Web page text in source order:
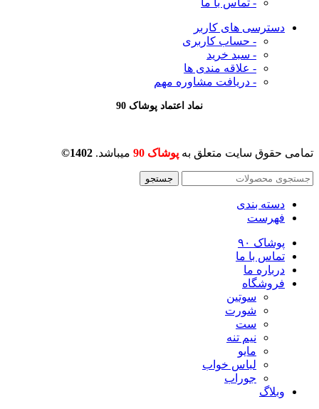
دسترسی های کاربر
- حساب کاربری
- سبد خرید
- علاقه مندی ها
- دریافت مشاوره مهم
نماد اعتماد پوشاک 90
تمامی حقوق سایت متعلق به پوشاک 90 میباشد. 1402©
جستجو
دسته بندی
فهرست
پوشاک ۹۰
تماس با ما
درباره ما
فروشگاه
سوتین
شورت
ست
نیم تنه
مایو
لباس خواب
جوراب
وبلاگ